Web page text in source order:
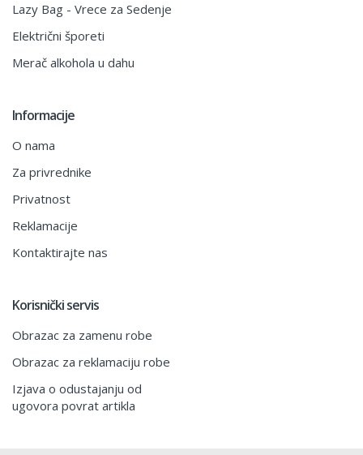
Lazy Bag - Vrece za Sedenje
Električni šporeti
Merač alkohola u dahu
Informacije
O nama
Za privrednike
Privatnost
Reklamacije
Kontaktirajte nas
Korisnički servis
Obrazac za zamenu robe
Obrazac za reklamaciju robe
Izjava o odustajanju od
ugovora povrat artikla